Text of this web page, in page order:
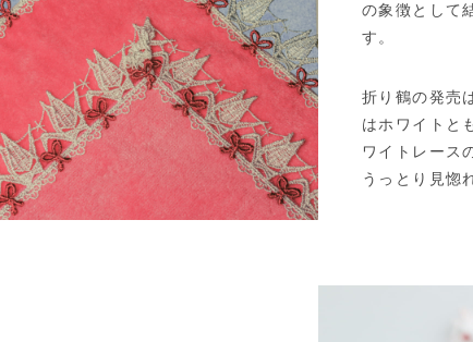
の象徴として
す。
折り鶴の発売
はホワイトと
ワイトレース
うっとり見惚